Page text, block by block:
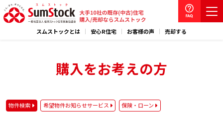
スムストックとは 安心R住宅 お客様の声 売却する
購入をお考えの方
物件検索 希望物件お知らせサービス 保険・ローン